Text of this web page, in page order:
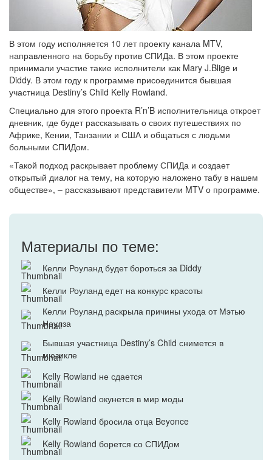
В этом году исполняется 10 лет проекту канала MTV,
направленного на борьбу против СПИДа. В этом проекте
принимали участие такие исполнители как Mary J.Blige и
Diddy. В этом году к программе присоединится бывшая
участница Destiny’s Child Kelly Rowland.
Специально для этого проекта R’n’B исполнительница откроет
дневник, где будет рассказывать о своих путешествиях по
Африке, Кении, Танзании и США и общаться с людьми
больными СПИДом.
«Такой подход раскрывает проблему СПИДа и создает
открытый диалог на тему, на которую наложено табу в нашем
обществе», – рассказывают представители MTV о программе.
Материалы по теме:
Келли Роуланд будет бороться за Diddy
Келли Роуланд едет на конкурс красоты
Келли Роуланд раскрыла причины ухода от Мэтью
Ноулза
Бывшая участница Destiny’s Child снимется в
мюзикле
Kelly Rowland не сдается
Kelly Rowland окунется в мир моды
Kelly Rowland бросила отца Beyonce
Kelly Rowland борется со СПИДом